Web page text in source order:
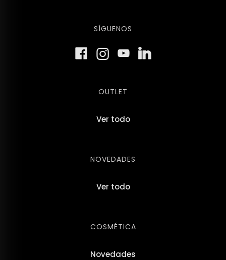
SÍGUENOS
OUTLET
Ver todo
NOVEDADES
Ver todo
COSMÉTICA
Novedades